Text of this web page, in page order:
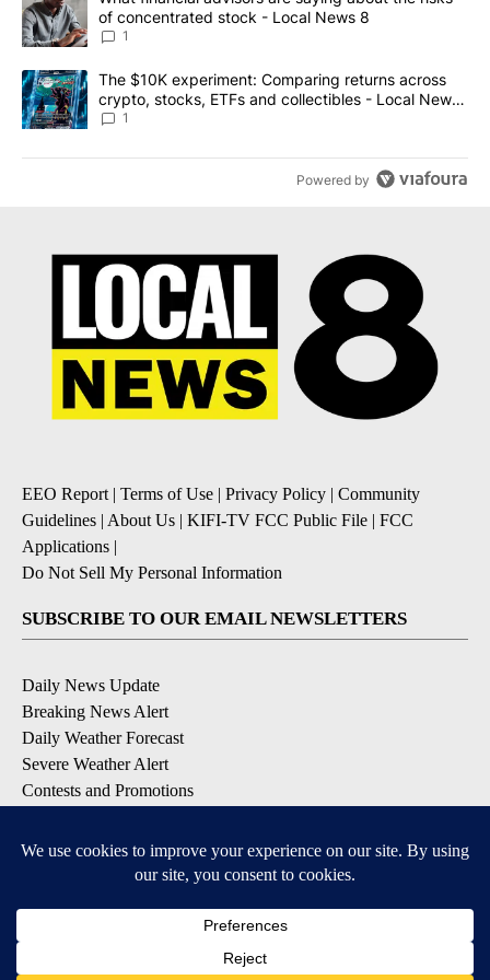
of concentrated stock - Local News 8
1
A trending article titled "The $10K experiment: Comparing
The $10K experiment: Comparing returns across
crypto, stocks, ETFs and collectibles - Local News
8
1
Powered by
EEO Report | Terms of Use | Privacy Policy | Community
Guidelines | About Us | KIFI-TV FCC Public File | FCC
Applications |
Do Not Sell My Personal Information
SUBSCRIBE TO OUR EMAIL NEWSLETTERS
Daily News Update
Breaking News Alert
Daily Weather Forecast
Severe Weather Alert
Contests and Promotions